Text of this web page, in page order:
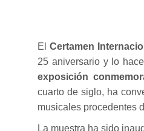
El Certamen
25 aniversario y lo
exposición
cuarto de siglo, ha
musicales procedentes
La muestra ha sido